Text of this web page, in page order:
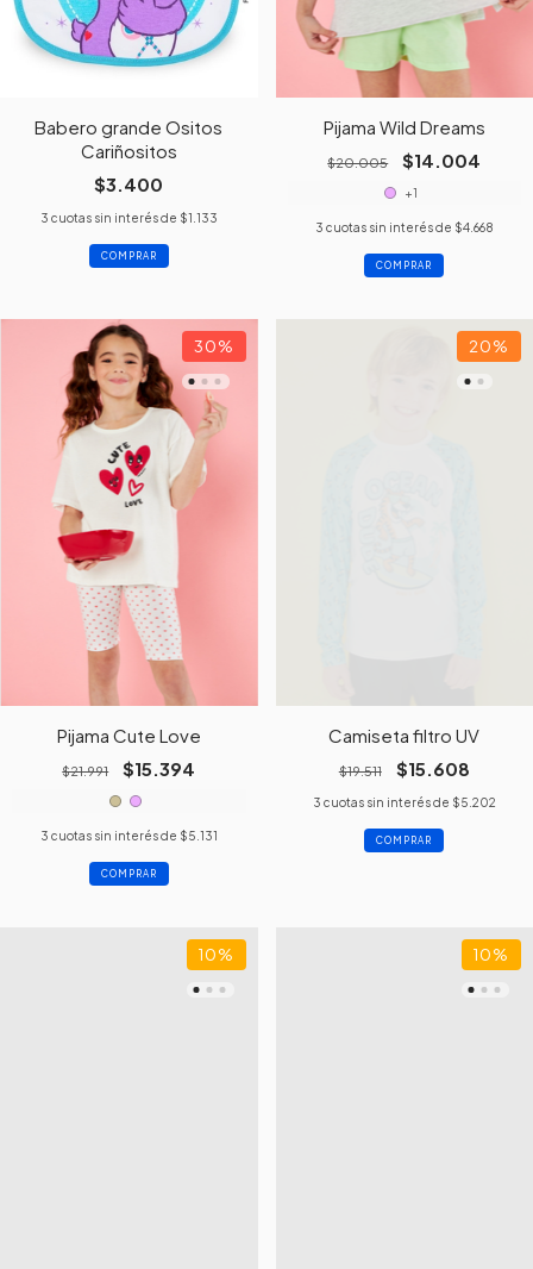
Babero grande Ositos
Cariñositos
$3.400
3 cuotas sin interés de $1.133
Pijama Wild Dreams
$20.005 $14.004
+1
3 cuotas sin interés de $4.668
COMPRAR
30%
Pijama Cute Love
$21.991 $15.394
3 cuotas sin interés de $5.131
COMPRAR
20%
Camiseta filtro UV
$19.511 $15.608
3 cuotas sin interés de $5.202
COMPRAR
10% 10%